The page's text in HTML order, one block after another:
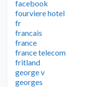
facebook
fourviere hotel
fr
francais
france
france telecom
fritland
george v
georges